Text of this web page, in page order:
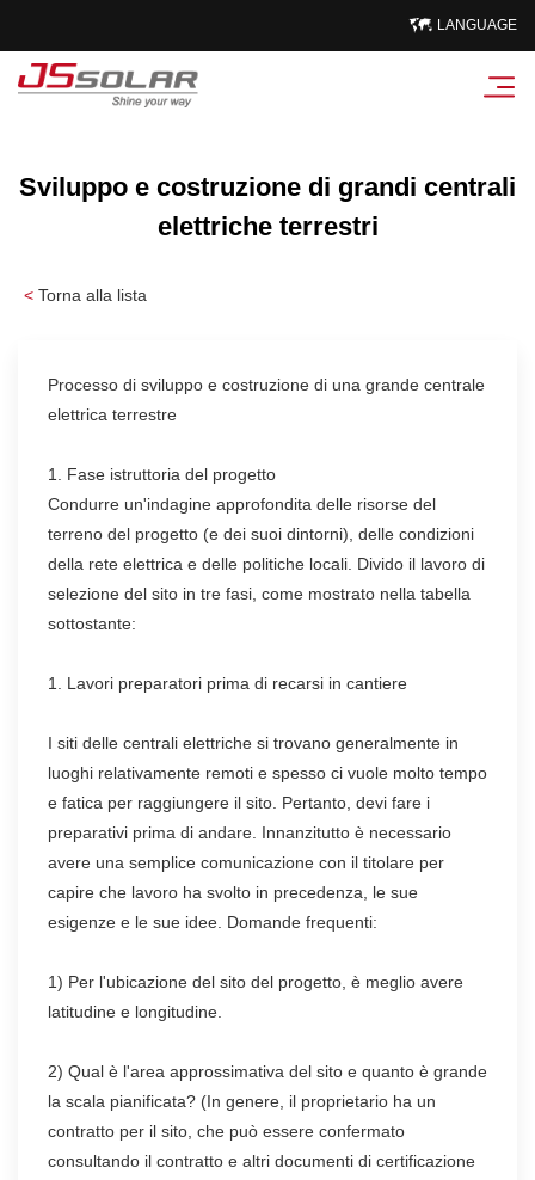
LANGUAGE
Sviluppo e costruzione di grandi centrali
elettriche terrestri
< Torna alla lista
Processo di sviluppo e costruzione di una grande centrale
elettrica terrestre
1. Fase istruttoria del progetto
Condurre un'indagine approfondita delle risorse del
terreno del progetto (e dei suoi dintorni), delle condizioni
della rete elettrica e delle politiche locali. Divido il lavoro di
selezione del sito in tre fasi, come mostrato nella tabella
sottostante:
1. Lavori preparatori prima di recarsi in cantiere
I siti delle centrali elettriche si trovano generalmente in
luoghi relativamente remoti e spesso ci vuole molto tempo
e fatica per raggiungere il sito. Pertanto, devi fare i
preparativi prima di andare. Innanzitutto è necessario
avere una semplice comunicazione con il titolare per
capire che lavoro ha svolto in precedenza, le sue
esigenze e le sue idee. Domande frequenti:
1) Per l'ubicazione del sito del progetto, è meglio avere
latitudine e longitudine.
2) Qual è l'area approssimativa del sito e quanto è grande
la scala pianificata? (In genere, il proprietario ha un
contratto per il sito, che può essere confermato
consultando il contratto e altri documenti di certificazione